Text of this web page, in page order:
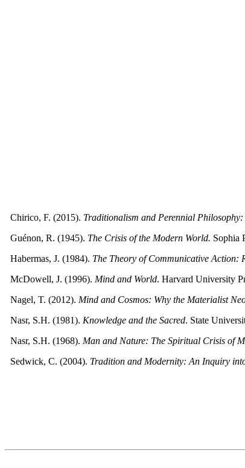
Chirico, F. (2015). Traditionalism and Perennial
Guénon, R. (1945). The Crisis of the Modern World. Sophia
Habermas, J. (1984). The Theory of Communicative Action:
McDowell, J. (1996). Mind and World. Harvard University
Nagel, T. (2012). Mind and Cosmos: Why the Materialist
Nasr, S.H. (1981). Knowledge and the Sacred. State
Nasr, S.H. (1968). Man and Nature: The Spiritual Crisis of
Sedwick, C. (2004). Tradition and Modernity: An Inquiry